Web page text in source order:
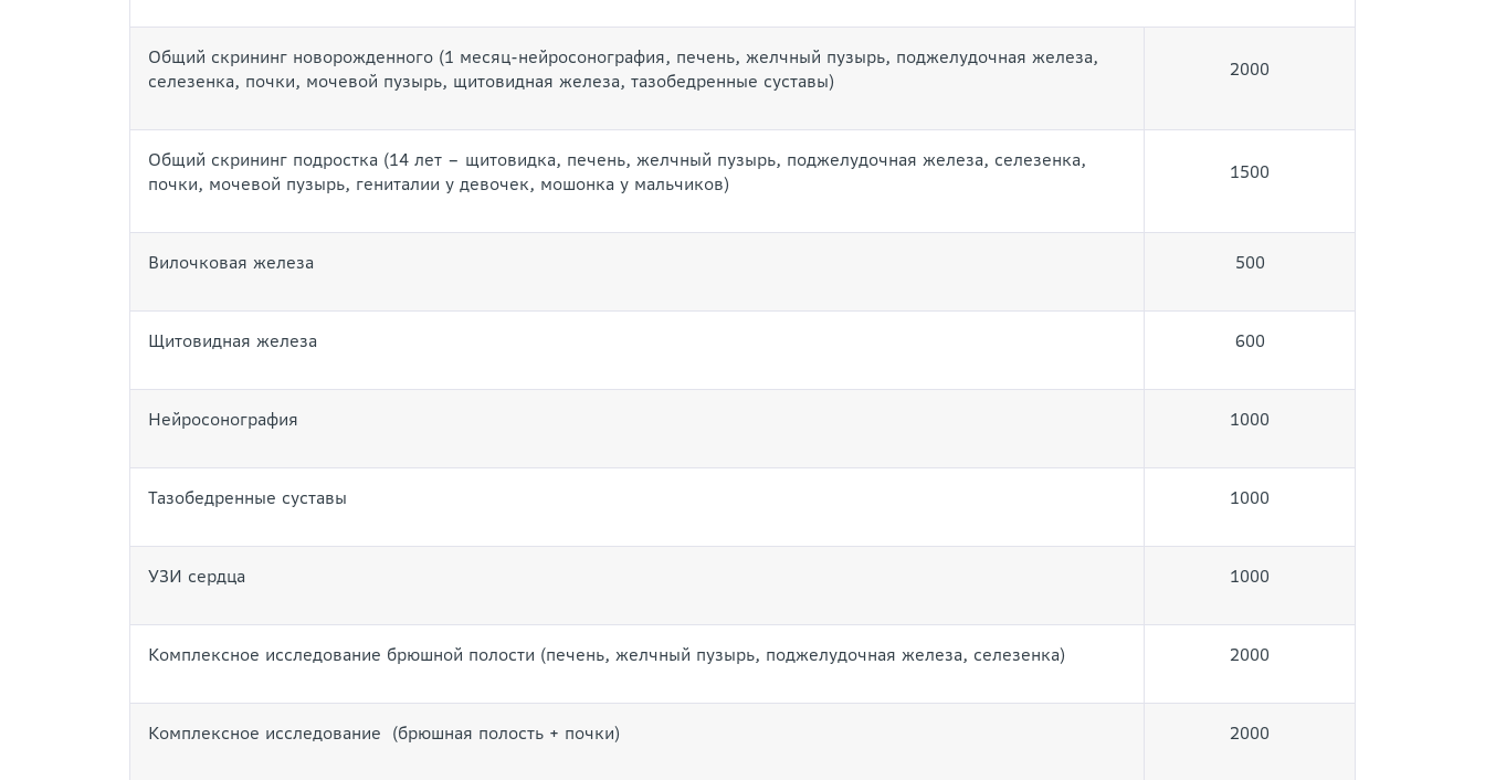
Общий скрининг новорожденного (1 месяц-нейросонография, печень, желчный пузырь, поджелудочная железа,
селезенка, почки, мочевой пузырь, щитовидная железа, тазобедренные суставы)
2000
Общий скрининг подростка (14 лет – щитовидка, печень, желчный пузырь, поджелудочная железа, селезенка,
почки, мочевой пузырь, гениталии у девочек, мошонка у мальчиков)
1500
Вилочковая железа 500
Щитовидная железа 600
Нейросонография 1000
Тазобедренные суставы 1000
УЗИ сердца 1000
Комплексное исследование брюшной полости (печень, желчный пузырь, поджелудочная железа, селезенка) 2000
Комплексное исследование (брюшная полость + почки) 2000